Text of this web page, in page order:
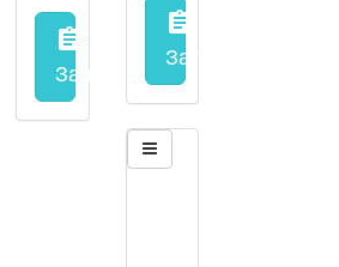
на прием заполнить форму
assignment
Запись на прием
assignment
Запись на прием